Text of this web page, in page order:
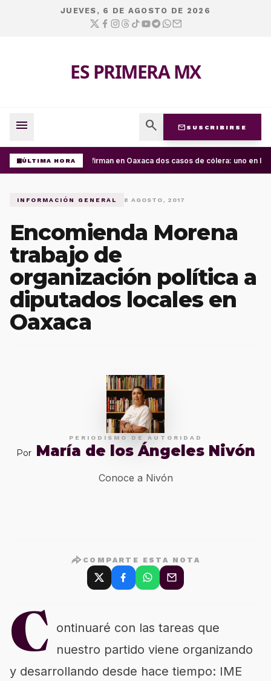
JUEVES, 6 DE AGOSTO DE 2026
ES PRIMERA MX
menu search mail SUSCRIBIRSE
ÚLTIMA HORA Confirman en Oaxaca dos casos de cólera: uno en
INFORMACIÓN GENERAL 8 AGOSTO, 2017
Encomienda Morena
trabajo de
organización política a
diputados locales en
Oaxaca
PERIODISMO DE AUTORIDAD
Por María de los Ángeles Nivón
Conoce a Nivón
COMPARTE ESTA NOTA
C ontinuaré con las tareas que
nuestro partido viene organizando
y desarrollando desde hace tiempo: IME